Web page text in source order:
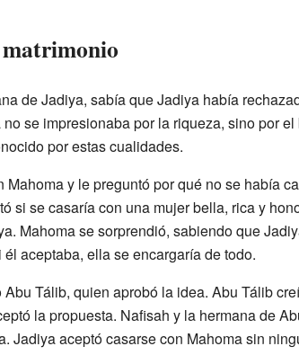
de Jadiya, sabía que Jadiya había
se impresionaba por la riqueza, sino por
por estas cualidades.
Mahoma y le preguntó por qué no se había
si se casaría con una mujer bella, rica y
Mahoma se sorprendió, sabiendo que
aceptaba, ella se encargaría de todo.
Tálib, quien aprobó la idea. Abu Tálib
la propuesta. Nafisah y la hermana de
Jadiya aceptó casarse con Mahoma sin